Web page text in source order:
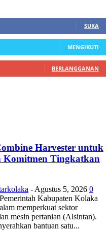
SUKA
MENGIKUTI
BERLANGGANAN
Harvester untuk
Komitmen Tingkatkan
- Agustus 5, 2026 0
Kabupaten Kolaka
memperkuat sektor
mesin pertanian (Alsintan).
bantuan satu...